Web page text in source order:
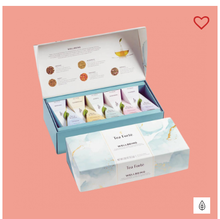
Cafeaua are un nivel de prăjire mediu.
Da, este excelentă și ca iced coffee, combinată cu
lapte și gheață.
Este potrivită pentru cadou?
Da, este ideală pentru iubitorii de cafea sau pentru
pachete gourmet.
Ce certificări are această cafea?
Cafeaua Zavida este ste certificată FSSC, USDA
Organic, Canada Organic Regime (COR), QAI
Organic, Rainforest Alliance, Halal, Kosher, Swiss
Water® Process Decaffeination, Environment &
Social Responsibility, Carbon Neutral Initiative.
Care este țara de export a cafelei Zavida?
Brandul de cafea Zavida este originar din Canada.